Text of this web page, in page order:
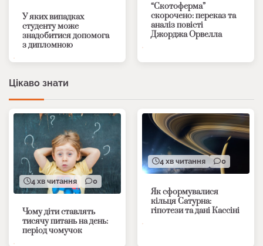
У яких випадках
студенту може
знадобитися допомога
з дипломною
“Скотоферма”
скорочено: переказ та
аналіз повісті
Джорджа Орвелла
Цікаво знати
4 хв читання 0
Чому діти ставлять
тисячу питань на день:
період чомучок
4 хв читання 0
Як сформувалися
кільця Сатурна:
гіпотези та дані Кассіні